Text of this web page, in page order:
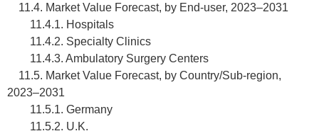
11.4. Market Value Forecast, by End-user, 2023–2031
11.4.1. Hospitals
11.4.2. Specialty Clinics
11.4.3. Ambulatory Surgery Centers
11.5. Market Value Forecast, by Country/Sub-region,
2023–2031
11.5.1. Germany
11.5.2. U.K.